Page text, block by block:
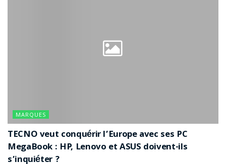
MARQUES
TECNO veut conquérir l’Europe avec ses PC
MegaBook : HP, Lenovo et ASUS doivent-ils
s’inquiéter ?